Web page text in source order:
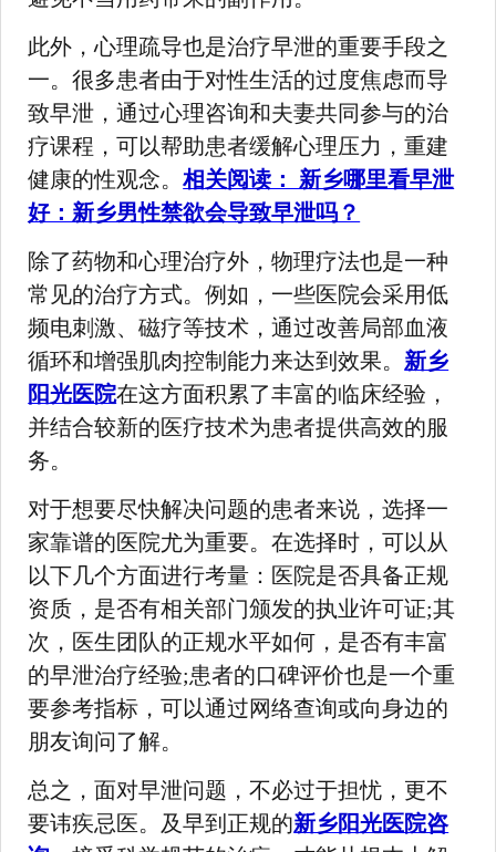
此外，心理疏导也是治疗早泄的重要手段之
一。很多患者由于对性生活的过度焦虑而导
致早泄，通过心理咨询和夫妻共同参与的治
疗课程，可以帮助患者缓解心理压力，重建
健康的性观念。相关阅读： 新乡哪里看早泄
好：新乡男性禁欲会导致早泄吗？
除了药物和心理治疗外，物理疗法也是一种
常见的治疗方式。例如，一些医院会采用低
频电刺激、磁疗等技术，通过改善局部血液
循环和增强肌肉控制能力来达到效果。新乡
阳光医院在这方面积累了丰富的临床经验，
并结合较新的医疗技术为患者提供高效的服
务。
对于想要尽快解决问题的患者来说，选择一
家靠谱的医院尤为重要。在选择时，可以从
以下几个方面进行考量：医院是否具备正规
资质，是否有相关部门颁发的执业许可证;其
次，医生团队的正规水平如何，是否有丰富
的早泄治疗经验;患者的口碑评价也是一个重
要参考指标，可以通过网络查询或向身边的
朋友询问了解。
总之，面对早泄问题，不必过于担忧，更不
要讳疾忌医。及早到正规的新乡阳光医院咨